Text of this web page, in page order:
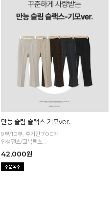
만능 슬림 슬랙스-기모ver.
9부/10부, 후기만 700개
인생팬츠/교복팬츠
날씬해 보이는 일자핏에 편안함까지 굿
42,000원